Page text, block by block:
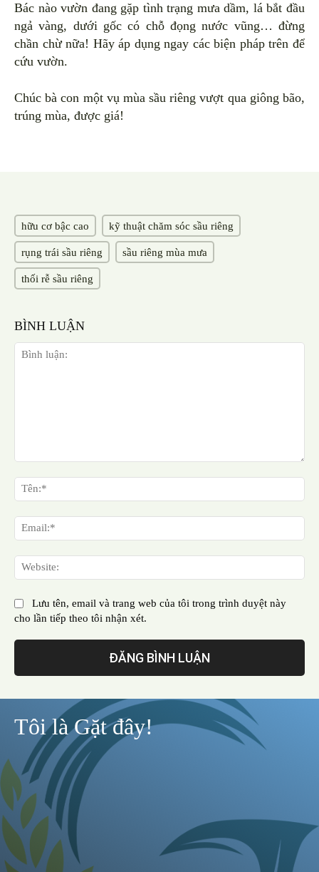
Bác nào vườn đang gặp tình trạng mưa dầm, lá bắt đầu
ngả vàng, dưới gốc có chỗ đọng nước vũng… đừng
chần chừ nữa! Hãy áp dụng ngay các biện pháp trên để
cứu vườn.
Chúc bà con một vụ mùa sầu riêng vượt qua giông bão,
trúng mùa, được giá!
hữu cơ bậc cao kỹ thuật chăm sóc sầu riêng
rụng trái sầu riêng sầu riêng mùa mưa
thối rễ sầu riêng
BÌNH LUẬN
luận:
Lưu tên, email và trang web của tôi trong trình duyệt này
cho lần tiếp theo tôi nhận xét.
Tôi là Gặt đây!